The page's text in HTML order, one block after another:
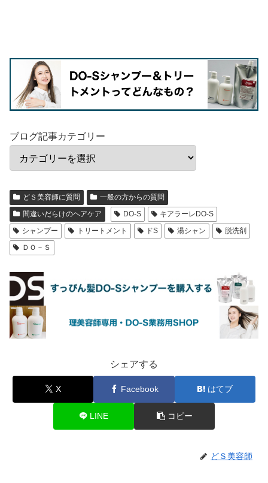
ブログ記事カテゴリー
どＳ美容師に質問
一般の方からの質問
間違いだらけのヘアケア
DO-S
キアラーレDO-S
シャンプー
トリートメント ドS 湯シャン
脱洗剤
ＤＯ－Ｓ
シェアする
X Facebook はてブ
LINE コピー
どＳ美容師